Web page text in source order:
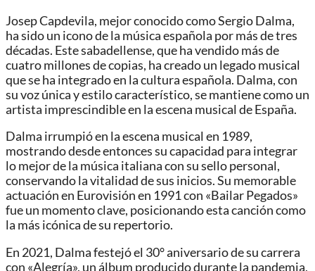
Josep Capdevila, mejor conocido como Sergio Dalma,
ha sido un icono de la música española por más de tres
décadas. Este sabadellense, que ha vendido más de
cuatro millones de copias, ha creado un legado musical
que se ha integrado en la cultura española. Dalma, con
su voz única y estilo característico, se mantiene como un
artista imprescindible en la escena musical de España.
Dalma irrumpió en la escena musical en 1989,
mostrando desde entonces su capacidad para integrar
lo mejor de la música italiana con su sello personal,
conservando la vitalidad de sus inicios. Su memorable
actuación en Eurovisión en 1991 con «Bailar Pegados»
fue un momento clave, posicionando esta canción como
la más icónica de su repertorio.
En 2021, Dalma festejó el 30° aniversario de su carrera
con «Alegría», un álbum producido durante la pandemia,